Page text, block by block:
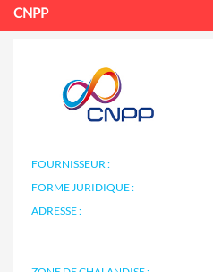
CNPP
FOURNISSEUR :
FORME JURIDIQUE :
ADRESSE :